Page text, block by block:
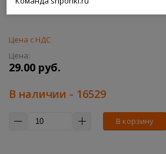
Цена с НДС
Цена:
29.00 руб.
В наличии - 16529
В корзину